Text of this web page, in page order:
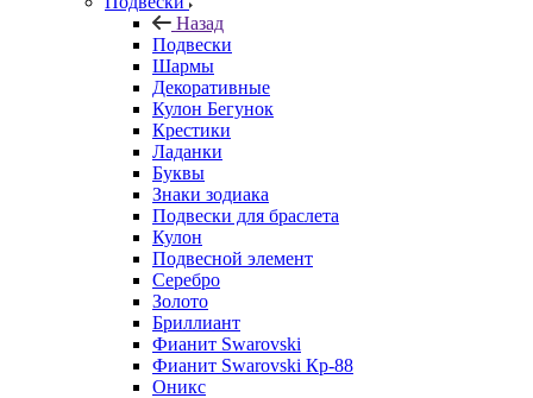
Назад
Подвески
Шармы
Декоративные
Кулон Бегунок
Крестики
Ладанки
Буквы
Знаки зодиака
Подвески для браслета
Кулон
Подвесной элемент
Серебро
Золото
Бриллиант
Фианит Swarovski
Фианит Swarovski Кр-88
Оникс